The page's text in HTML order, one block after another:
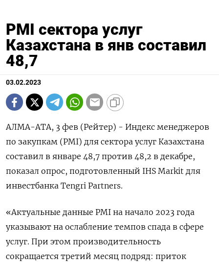
PMI сектора услуг
Казахстана в янв составил
48,7
03.02.2023
АЛМА-АТА, 3 фев (Рейтер) - Индекс менеджеров
по закупкам (PMI) для сектора услуг Казахстана
составил в январе 48,7 против 48,2 в декабре,
показал опрос, подготовленный IHS Markit для
инвестбанка Tengri Partners.
«Актуальные данные PMI на начало 2023 года
указывают на ослабление темпов спада в сфере
услуг. При этом производительность
сокращается третий месяц подряд: приток